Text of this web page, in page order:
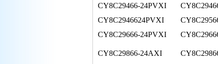
CY8C29466-24PVXI
CY8C2946624PVXI
CY8C29666-24PVXI
CY8C29866-24AXI